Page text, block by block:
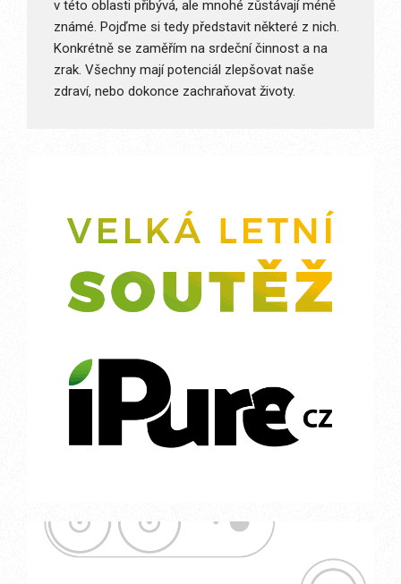
v této oblasti přibývá, ale mnohé zůstávají méně
známé. Pojďme si tedy představit některé z nich.
Konkrétně se zaměřím na srdeční činnost a na
zrak. Všechny mají potenciál zlepšovat naše
zdraví, nebo dokonce zachraňovat životy.